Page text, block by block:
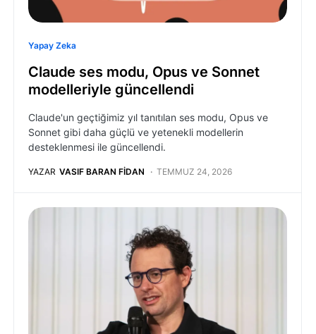
Yapay Zeka
Claude ses modu, Opus ve Sonnet
modelleriyle güncellendi
Claude'un geçtiğimiz yıl tanıtılan ses modu, Opus ve
Sonnet gibi daha güçlü ve yetenekli modellerin
desteklenmesi ile güncellendi.
YAZAR VASIF BARAN FIDAN TEMMUZ 24, 2026